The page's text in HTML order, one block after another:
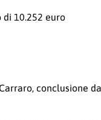
di 10.252 euro